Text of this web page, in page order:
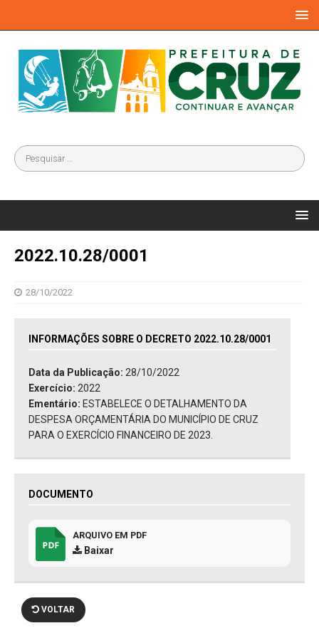
2022.10.28/0001
28/10/2022
INFORMAÇÕES SOBRE O DECRETO 2022.10.28/0001
Data da Publicação: 28/10/2022
Exercício: 2022
Ementário: ESTABELECE O DETALHAMENTO DA
DESPESA ORÇAMENTÁRIA DO MUNICÍPIO DE CRUZ
PARA O EXERCÍCIO FINANCEIRO DE 2023.
DOCUMENTO
ARQUIVO EM PDF
Baixar
VOLTAR